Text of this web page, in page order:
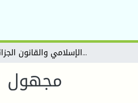
مجهول النسب في الفقه الإسلامي والقانون الجزائري
مجهول